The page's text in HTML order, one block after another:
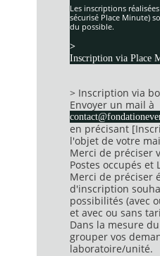
Les inscriptions
sécurisé Place Minute)
du possible.
>
Inscription via Place
> Inscription via
Envoyer un mail à
en précisant
l'objet de votre
Merci de préciser
Postes occupés et
Merci de préciser
d'inscription
possibilités (avec
et avec ou sans
Dans la mesure
grouper vos
laboratoire/unité.